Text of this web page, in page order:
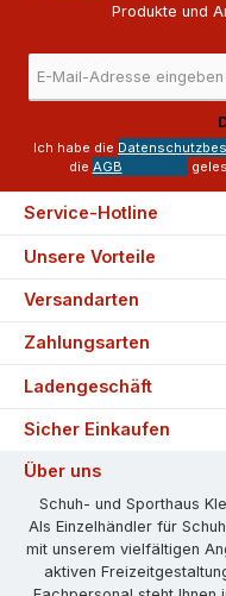
Produkte und
*
Ich habe die
die AGB
Service-Hotline
Unsere Vorteile
Versandarten
Zahlungsarten
Ladengeschäft
Sicher Einkaufen
Über uns
Schuh- und Sporthaus
Als Einzelhändler für
mit unserem vielfältigen
aktiven